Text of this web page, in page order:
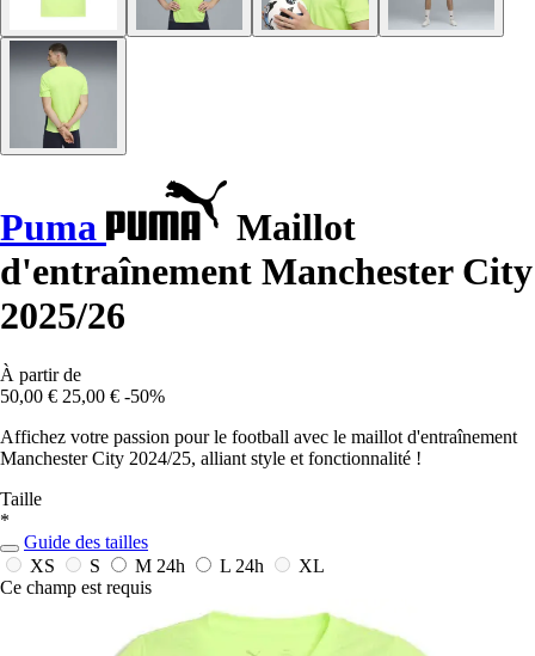
Puma
Maillot
d'entraînement Manchester City
2025/26
À partir de
50,00 € 25,00 € -50%
Affichez votre passion pour le football avec le maillot d'entraînement
Manchester City 2024/25, alliant style et fonctionnalité !
Taille
*
Guide des tailles
XS
S M 24h L 24h
XL
Ce champ est requis